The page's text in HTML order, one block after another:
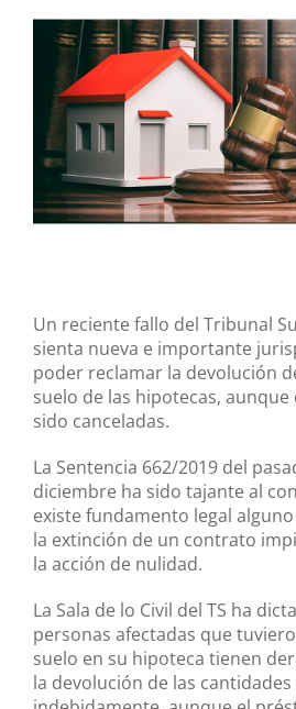
imagen
más
grande
Un reciente fallo del Tribunal
sienta nueva e importante
poder reclamar la devolución
suelo de las hipotecas, aunque
sido canceladas.
La Sentencia 662/2019 del
diciembre ha sido tajante al
existe fundamento legal
la extinción de un contrato
la acción de nulidad.
La Sala de lo Civil del TS ha
personas afectadas que
suelo en su hipoteca tienen
la devolución de las cantidades